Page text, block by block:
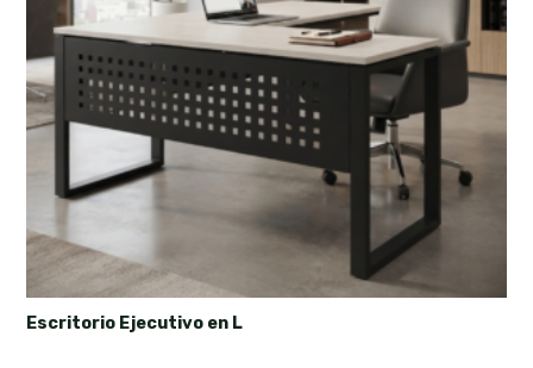
Escritorio Ejecutivo en L